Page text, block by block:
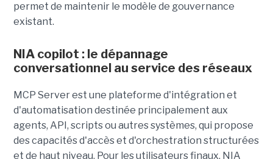
permet de maintenir le modèle de gouvernance
existant.
NIA copilot : le dépannage
conversationnel au service des réseaux
MCP Server est une plateforme d'intégration et
d'automatisation destinée principalement aux
agents, API, scripts ou autres systèmes, qui propose
des capacités d'accès et d'orchestration structurées
et de haut niveau. Pour les utilisateurs finaux, NIA